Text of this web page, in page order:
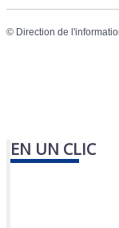
© Direction de
EN UN CLIC